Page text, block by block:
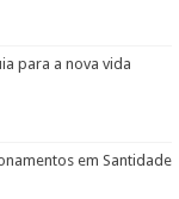
para a nova vida
em Santidade